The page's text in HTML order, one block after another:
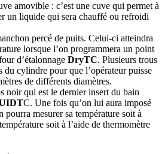
amovible : c’est une cuve qui permet à
un liquide qui sera chauffé ou refroidi
percé de puits. Celui-ci atteindra
lorsque l’on programmera un point
d’étalonnage DryTC. Plusieurs trous
du cylindre pour que l’opérateur puisse
de différents diamètres.
noir qui est le dernier insert du bain
C. Une fois qu’on lui aura imposé
pourra mesurer sa température soit à
soit à l’aide de thermomètre